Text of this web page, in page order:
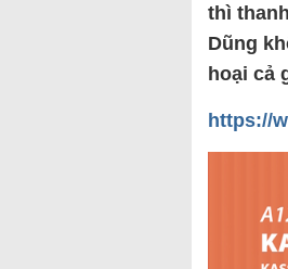
thì
Dũng
hoại cả
https://